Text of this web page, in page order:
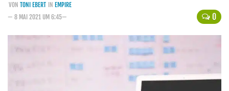
Marken und Modelle
Handytarife
Smartphonetarife
0
VON TONI EBERT IN EMPIRE
— 8 MAI 2021 UM 6:45—